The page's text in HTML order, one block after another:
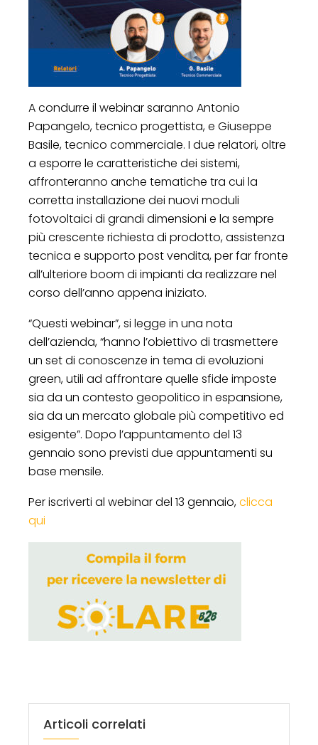
A condurre il webinar saranno Antonio
Papangelo, tecnico progettista, e Giuseppe
Basile, tecnico commerciale. I due relatori, oltre
a esporre le caratteristiche dei sistemi,
affronteranno anche tematiche tra cui la
corretta installazione dei nuovi moduli
fotovoltaici di grandi dimensioni e la sempre
più crescente richiesta di prodotto, assistenza
tecnica e supporto post vendita, per far fronte
all’ulteriore boom di impianti da realizzare nel
corso dell’anno appena iniziato.
“Questi webinar”, si legge in una nota
dell’azienda, “hanno l’obiettivo di trasmettere
un set di conoscenze in tema di evoluzioni
green, utili ad affrontare quelle sfide imposte
sia da un contesto geopolitico in espansione,
sia da un mercato globale più competitivo ed
esigente”. Dopo l’appuntamento del 13
gennaio sono previsti due appuntamenti su
base mensile.
Per iscriverti al webinar del 13 gennaio,clicca
qui
Articoli correlati